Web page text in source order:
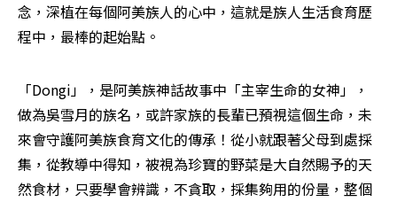
念，深植在每個阿美族人的心中，這就是族人生活食育歷
程中，最棒的起始點。
「Dongi」，是阿美族神話故事中「主宰生命的女神」，
做為吳雪月的族名，或許家族的長輩已預視這個生命，未
來會守護阿美族食育文化的傳承！從小就跟著父母到處採
集，從教導中得知，被視為珍寶的野菜是大自然賜予的天
然食材，只要學會辨識，不貪取，採集夠用的份量，整個